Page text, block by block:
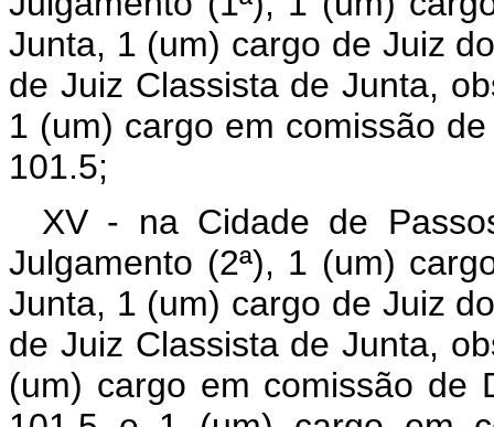
Junta, 1 (um) cargo de Juiz
de Juiz Classista de Junta,
1 (um) cargo em comissão
101.5;
XV - na Cidade de
Julgamento (2ª), 1 (um)
Junta, 1 (um) cargo de Juiz
de Juiz Classista de Junta,
(um) cargo em comissão de